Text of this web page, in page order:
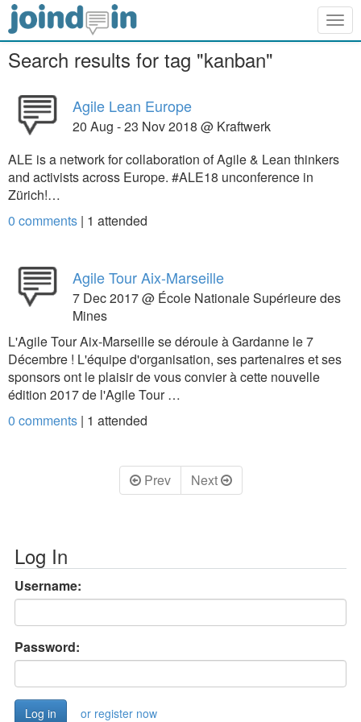
Search results for tag "kanban"
Agile Lean Europe
20 Aug - 23 Nov 2018 @ Kraftwerk
ALE is a network for collaboration of Agile & Lean thinkers
and activists across Europe. #ALE18 unconference in
Zürich!…
0 comments | 1 attended
Agile Tour Aix-Marseille
7 Dec 2017 @ École Nationale Supérieure des
Mines
L'Agile Tour Aix-Marseille se déroule à Gardanne le 7
Décembre ! L'équipe d'organisation, ses partenaires et ses
sponsors ont le plaisir de vous convier à cette nouvelle
édition 2017 de l'Agile Tour …
0 comments | 1 attended
Prev Next
Log In
Username:
Password:
or register now